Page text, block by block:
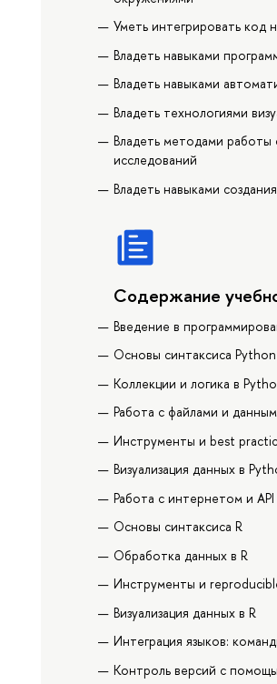
Уметь интегрировать код
Владеть навыками
Владеть навыками
Владеть технологиями
Владеть методами
исследований
Владеть навыками
Содержание
Введение в
Основы синтаксиса Python
Коллекции и логика в
Работа с файлами и
Инструменты и best
Визуализация данных в
Работа с интернетом и API
Основы синтаксиса R
Обработка данных в R
Инструменты и
Визуализация данных в R
Интеграция языков:
Контроль версий с